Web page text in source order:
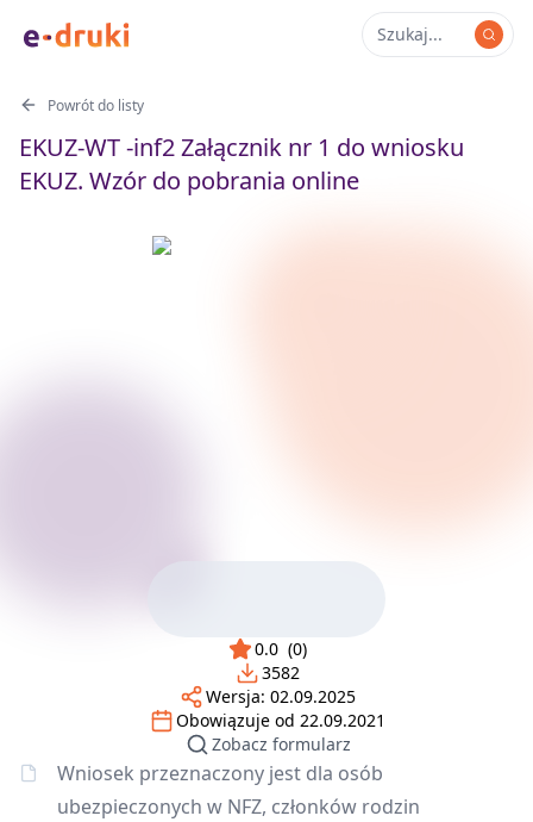
Powrót do listy
EKUZ-WT -inf2 Załącznik nr 1 do wniosku
EKUZ. Wzór do pobrania online
0.0 (0)
3582
Wersja: 02.09.2025
Obowiązuje od 22.09.2021
Zobacz formularz
Wniosek przeznaczony jest dla osób
ubezpieczonych w NFZ, członków rodzin